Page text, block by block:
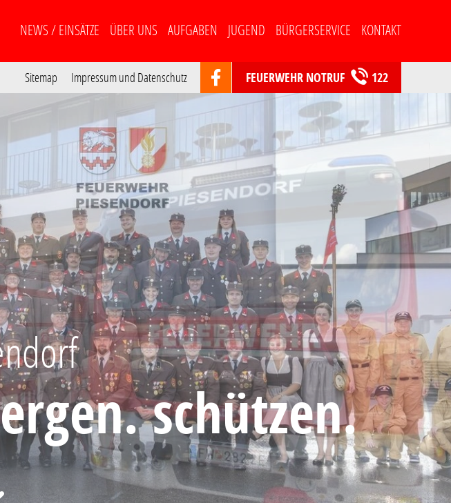
NEWS / EINSÄTZE ÜBER UNS AUFGABEN JUGEND BÜRGERSERVICE KONTAKT
Sitemap Impressum und Datenschutz FEUERWEHR NOTRUF 122
schützen.